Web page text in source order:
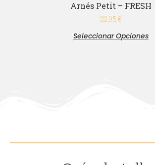
Arnés Petit – FRESH
22,95 €
Seleccionar Opciones